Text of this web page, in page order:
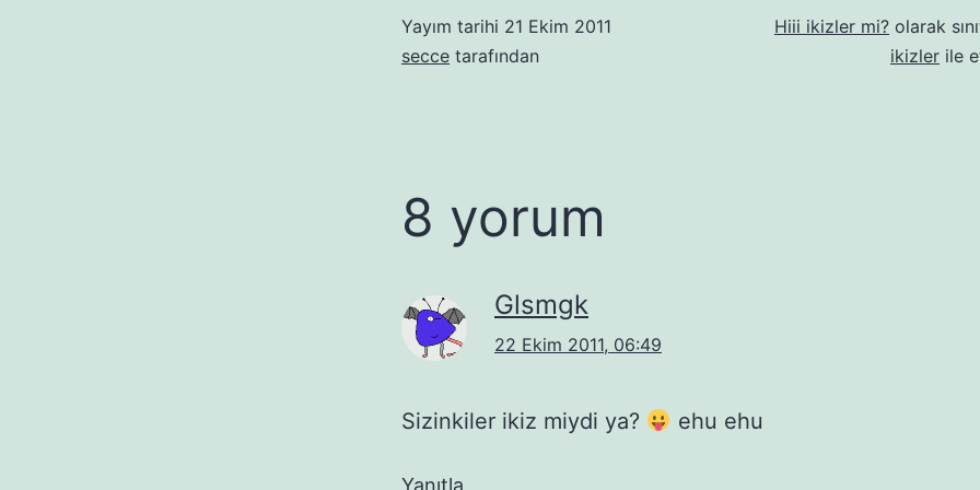
Yayım tarihi 21 Ekim 2011
secce tarafından
Hiii ikizler mi? olarak
ikizler ile
8 yorum
Glsmgk
22 Ekim 2011, 06:49
Sizinkiler ikiz miydi ya? ehu ehu
Yanıtla